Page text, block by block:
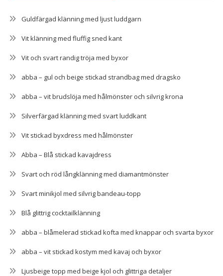
Guldfärgad klänning med ljust luddgarn
Vit klänning med fluffig sned kant
Vit och svart randig tröja med byxor
abba – gul och beige stickad strandbag med dragsko
abba – vit brudslöja med hålmönster och silvrig krona
Silverfärgad klänning med svart luddkant
Vit stickad byxdress med hålmönster
Abba – Blå stickad kavajdress
Svart och röd långklänning med diamantmönster
Svart minikjol med silvrig bandeau-topp
Blå glittrig cocktailklänning
abba – blåmelerad stickad kofta med knappar och svarta byxor
abba – vit stickad kostym med kavaj och byxor
Ljusbeige topp med beige kjol och glittriga detaljer